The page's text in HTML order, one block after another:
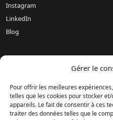
Gérer le
Pour offrir les meilleures
telles que les cookies pour stocker
appareils. Le fait de consentir à ces
traiter des données telles que le
Instagram
LinkedIn
Blog
Mercedes-
Mercedes-Benz Mondeville
Mercedes-Benz Le Havre –
Mercedes-Benz Magnanville –
Mercedes-Benz Fontenay-sur-